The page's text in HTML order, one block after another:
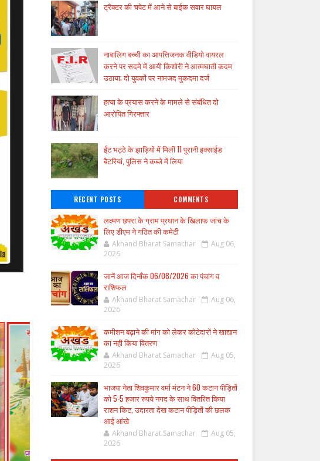
ट्रैक्टर की चपेट में आने से बाईक सवार घायल
नाबालिग बच्ची का आपत्तिजनक वीडियो वायरल
करने पर सदमे में आयी किशोरी ने आत्मघाती कदम
उठाया; दो युवकों पर नामजद मुकदमा दर्ज
हत्या के प्रयास करने के मामले से संबंधित दो
आरोपित गिरफ्तार
ईंट भट्ठे के झाड़ियों में मिलीं 11 पुरानी इक्साईड
बैटरियां, पुलिस ने कब्जे में लिया
RECENT POSTS COMMENTS
लक्ष्मण छपरा के ग्राम प्रधान के खिलाफ जांच के
लिए डीएम ने गठित की कमेटी
Akhand Bharat Samachar
Aug 06,
2026
जानें आज दिनाँक 06/08/2026 का पंचांग व
राशिफल
Akhand Bharat Samachar
Aug 06,
2026
कमीशन बढ़ाने की मांग को लेकर कोटेदारों ने खाद्यान
का नही किया वितरण
Akhand Bharat Samachar
Aug 05,
2026
भाजपा नेता शिवकुमार वर्मा मंटन ने 60 कटान पीड़ितों
को 5-5 हजार रुपये नगद के साथ वितरित किया
राशन किट, उदारता देख कटान पीड़ितों की छलक
आई आंखे
Akhand Bharat Samachar
Aug 05,
2026